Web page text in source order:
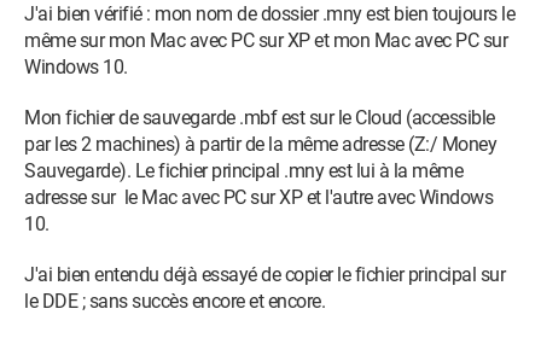
J'ai bien vérifié : mon nom de dossier .mny est bien toujours le
même sur mon Mac avec PC sur XP et mon Mac avec PC sur
Windows 10.
Mon fichier de sauvegarde .mbf est sur le Cloud (accessible
par les 2 machines) à partir de la même adresse (Z:/ Money
Sauvegarde). Le fichier principal .mny est lui à la même
adresse sur le Mac avec PC sur XP et l'autre avec Windows
10.
J'ai bien entendu déjà essayé de copier le fichier principal sur
le DDE ; sans succès encore et encore.